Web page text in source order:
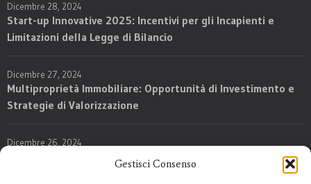
Gestisci Consenso
Dicembre 28, 2024
Start-up Innovative 2025: Incentivi per gli Incapienti e
Limitazioni della Legge di Bilancio
Dicembre 27, 2024
Multiproprietà Immobiliare: Opportunità di Investimento e
Strategie di Valorizzazione
Dicembre 26, 2024
Nuove Regole per l’Imposta su Successioni e Donazioni:
Opportunità e Rischi per Agenti, Investitori e Sviluppatori